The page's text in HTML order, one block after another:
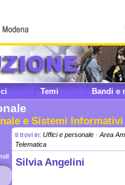
Temi Bandi e
e Sistemi Informativi
ti trovi in: Uffici e personale · Area
Telematica
Silvia Angelini